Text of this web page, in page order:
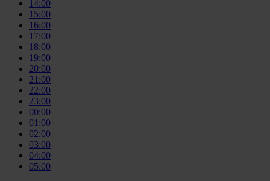
14:00
15:00
16:00
17:00
18:00
19:00
20:00
21:00
22:00
23:00
00:00
01:00
02:00
03:00
04:00
05:00